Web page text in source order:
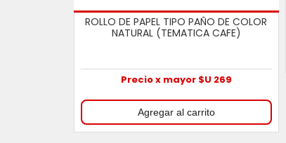
ROLLO DE PAPEL TIPO PAÑO DE COLOR
NATURAL (TEMATICA CAFE)
Precio x mayor $U 269